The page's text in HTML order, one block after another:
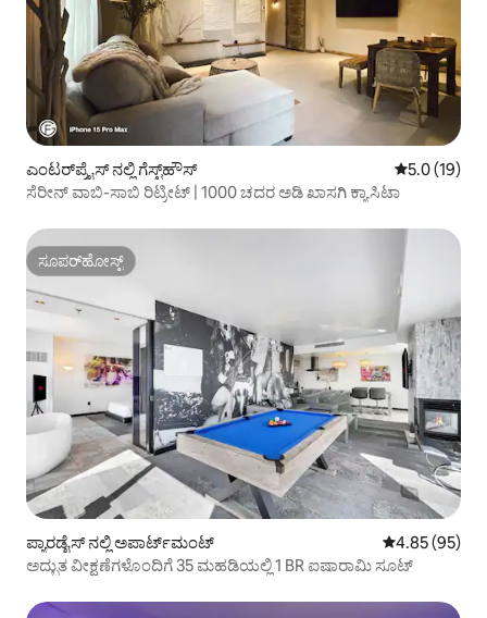
ಎಂಟರ್‌ಪ್ರೈಸ್ ನಲ್ಲಿ ಗೆಸ್ಟ್‌ಹೌಸ್ 5 ರಲ್ಲಿ 5.0
5.0 (19)
ಸೆರೀನ್ ವಾಬಿ-ಸಾಬಿ ರಿಟ್ರೀಟ್ | 1000 ಚದರ ಅಡಿ ಖಾಸಗಿ ಕ್ಯಾಸಿಟಾ
ಸೂಪರ್‌ಹೋಸ್ಟ್
ಸೂಪರ್‌ಹೋಸ್ಟ್
ಪ್ಯಾರಡೈಸ್ ನಲ್ಲಿ ಅಪಾರ್ಟ್‌ಮಂಟ್ 5 ರಲ್ಲಿ 4.85
4.85 (95)
ಅದ್ಭುತ ವೀಕ್ಷಣೆಗಳೊಂದಿಗೆ 35 ಮಹಡಿಯಲ್ಲಿ 1 BR ಐಷಾರಾಮಿ ಸೂಟ್